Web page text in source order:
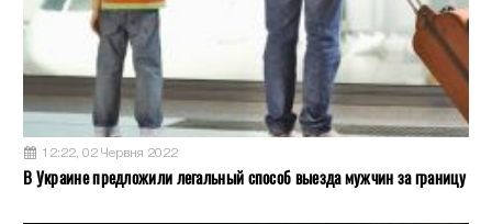
12:22, 02 Червня 2022
В Украине предложили легальный способ выезда мужчин за границу